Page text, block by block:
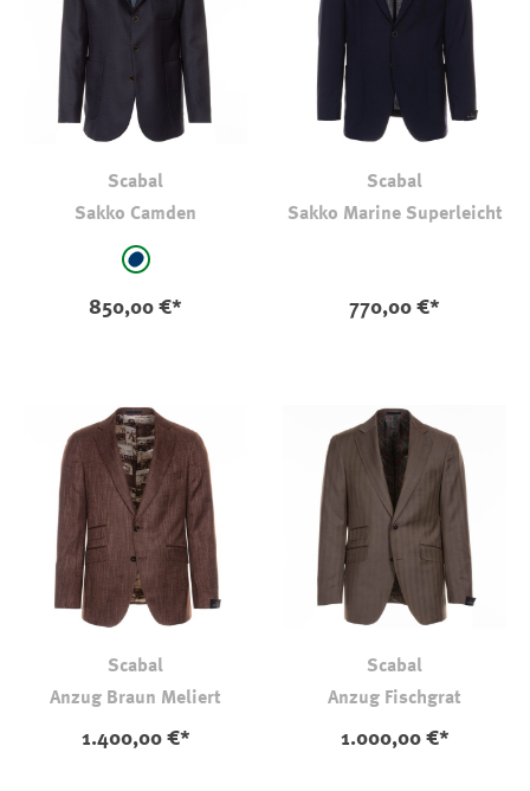
Scabal
Sakko Camden
auswählen
marine
850,00 €*
Scabal
Sakko Marine Superleicht
770,00 €*
Scabal
Anzug Braun Meliert
1.400,00 €*
Scabal
Anzug Fischgrat
1.000,00 €*